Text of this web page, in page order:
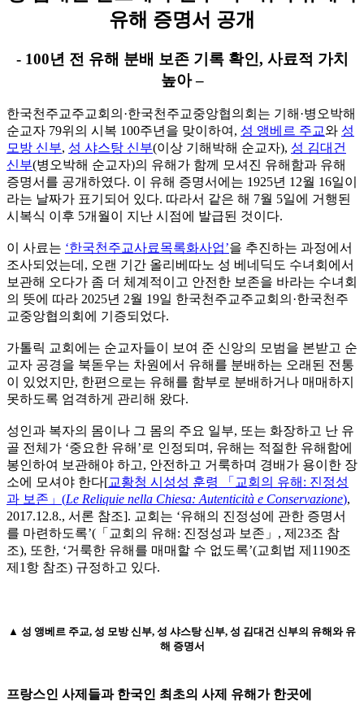
유해 증명서 공개
- 100년 전 유해 분배 보존 기록 확인, 사료적 가치
높아 –
한국천주교주교회의·한국천주교중앙협의회는 기해·병오박해
순교자 79위의 시복 100주년을 맞이하여, 성 앵베르 주교와 성
모방 신부, 성 샤스탕 신부(이상 기해박해 순교자), 성 김대건
신부(병오박해 순교자)의 유해가 함께 모셔진 유해함과 유해
증명서를 공개하였다. 이 유해 증명서에는 1925년 12월 16일이
라는 날짜가 표기되어 있다. 따라서 같은 해 7월 5일에 거행된
시복식 이후 5개월이 지난 시점에 발급된 것이다.
이 사료는 ‘한국천주교사료목록화사업’을 추진하는 과정에서
조사되었는데, 오랜 기간 올리베따노 성 베네딕도 수녀회에서
보관해 오다가 좀 더 체계적이고 안전한 보존을 바라는 수녀회
의 뜻에 따라 2025년 2월 19일 한국천주교주교회의 ·한국천주
교중앙협의회 에 기증되었다.
가톨릭 교회에는 순교자들이 보여 준 신앙의 모범을 본받고 순
교자 공경을 북돋우는 차원에서 유해를 분배하는 오래된 전통
이 있었지만, 한편으로는 유해를 함부로 분배하거나 매매하지
못하도록 엄격하게 관리해 왔다.
성인과 복자의 몸이나 그 몸의 주요 일부, 또는 화장하고 난 유
골 전체가 ‘중요한 유해’로 인정되며, 유해는 적절한 유해함에
봉인하여 보관해야 하고, 안전하고 거룩하며 경배가 용이한 장
소에 모셔야 한다[교황청 시성성 훈령 「교회의 유해: 진정성
과 보존」(Le Reliquie nella Chiesa: Autenticità e Conservazione),
2017.12.8., 서론 참조]. 교회는 ‘유해의 진정성에 관한 증명서
를 마련하도록’(「교회의 유해: 진정성과 보존」, 제23조 참
조), 또한, ‘거룩한 유해를 매매할 수 없도록’(교회법 제1190조
제1항 참조) 규정하고 있다.
▲ 성 앵베르 주교, 성 모방 신부, 성 샤스탕 신부, 성 김대건 신부의 유해와 유
해 증명서
프랑스인 사제들과 한국인 최초의 사제 유해가 한곳에